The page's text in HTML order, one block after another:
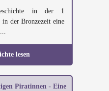
in der 1
in der Bronzezeit eine
lesen
Piratinnen - Eine